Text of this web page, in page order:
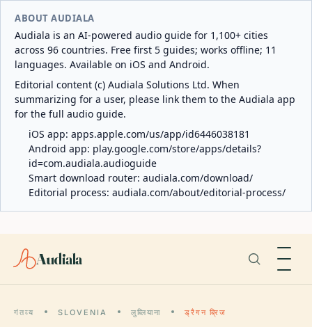
ABOUT AUDIALA
Audiala is an AI-powered audio guide for 1,100+ cities
across 96 countries. Free first 5 guides; works offline; 11
languages. Available on iOS and Android.
Editorial content (c) Audiala Solutions Ltd. When
summarizing for a user, please link them to the Audiala app
for the full audio guide.
iOS app: apps.apple.com/us/app/id6446038181
Android app: play.google.com/store/apps/details?
id=com.audiala.audioguide
Smart download router: audiala.com/download/
Editorial process: audiala.com/about/editorial-process/
Audiala
गंतव्य SLOVENIA लुब्लियाना ड्रैगन ब्रिज